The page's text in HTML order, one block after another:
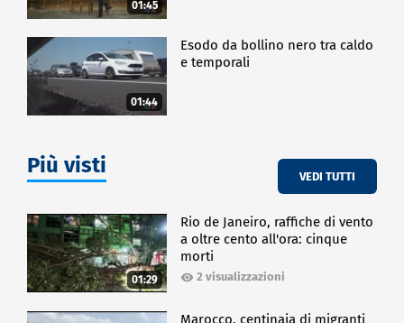
01:45
01:44
Esodo da bollino nero tra caldo
e temporali
Più visti VEDI TUTTI
01:29
Rio de Janeiro, raffiche di vento
a oltre cento all'ora: cinque
morti
2 visualizzazioni
Marocco, centinaia di migranti